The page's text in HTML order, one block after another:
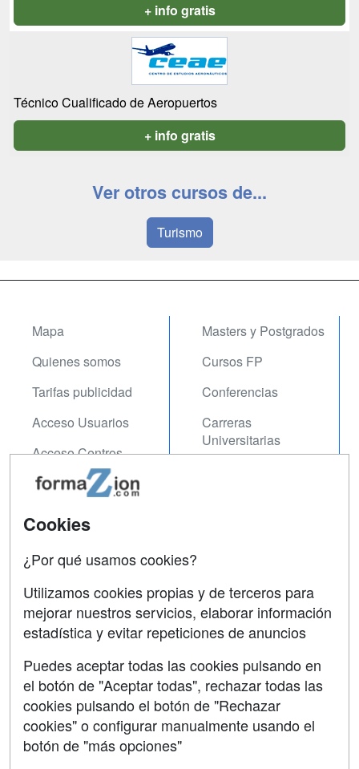
+ info gratis
Técnico Cualificado de Aeropuertos
+ info gratis
Ver otros cursos de...
Turismo
Mapa
Quienes somos
Tarifas publicidad
Acceso Usuarios
Acceso Centros
Masters y Postgrados
Cursos FP
Conferencias
Carreras
Universitarias
Contactar
Copyleft
Grupo formazion:
Cookies
¿Por qué usamos cookies?
Utilizamos cookies propias y de terceros para
mejorar nuestros servicios, elaborar información
estadística y evitar repeticiones de anuncios
Puedes aceptar todas las cookies pulsando en
el botón de "Aceptar todas", rechazar todas las
cookies pulsando el botón de "Rechazar
cookies" o configurar manualmente usando el
botón de "más opciones"